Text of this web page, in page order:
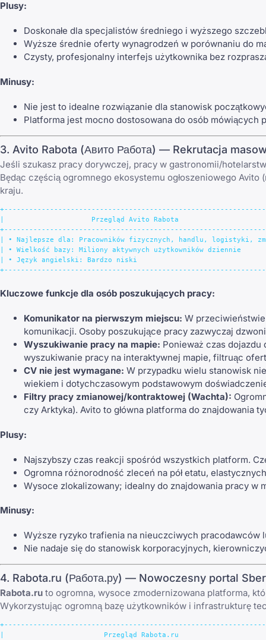
Plusy:
Doskonałe dla specjalistów średniego i wyższego
Wyższe średnie oferty wynagrodzeń w porównaniu do
Czysty, profesjonalny interfejs użytkownika bez
Minusy:
Nie jest to idealne rozwiązanie dla stanowisk
Platforma jest mocno dostosowana do osób
3. Avito Rabota (Авито Работа) — Rekrutacja
Jeśli szukasz pracy dorywczej, pracy w gastronomii/
Będąc częścią ogromnego ekosystemu ogłoszeniowego
kraju.
|                     Przegląd Avito Rabota
| • Najlepsze dla: Pracowników fizycznych, handlu, logistyki,
| • Wielkość bazy: Miliony aktywnych użytkowników dziennie
| • Język angielski: Bardzo niski
Kluczowe funkcje dla osób poszukujących pracy:
Komunikator na pierwszym miejscu: W
komunikacji. Osoby poszukujące pracy zazwyczaj
Wyszukiwanie pracy na mapie: Ponieważ czas
wyszukiwanie pracy na interaktywnej mapie, filtruąc
CV nie jest wymagane: W przypadku wielu stanowisk
wiekiem i dotychczasowym podstawowym
Filtry pracy zmianowej/kontraktowej (Wachta):
czy Arktyka). Avito to główna platforma do znajdowania
Plusy:
Najszybszy czas reakcji spośród wszystkich platform.
Ogromna różnorodność zleceń na pół etatu,
Wysoce zlokalizowany; idealny do znajdowania pracy w
Minusy:
Wyższe ryzyko trafienia na nieuczciwych pracodawców
Nie nadaje się do stanowisk korporacyjnych,
4. Rabota.ru (Работа.ру) — Nowoczesny portal
Rabota.ru to ogromna, wysoce zmodernizowana platforma,
Wykorzystując ogromną bazę użytkowników i infrastrukturę
|                        Przegląd Rabota.ru